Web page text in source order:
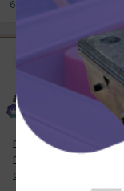
6 Marzo 2012
Moderatore
autobas
6
http://
russia-ritrovato-
cambiare-la-storia